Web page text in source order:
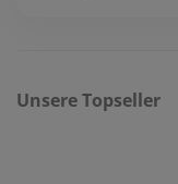
Unsere Topseller